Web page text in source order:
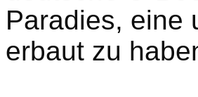
Paradies, eine
erbaut zu